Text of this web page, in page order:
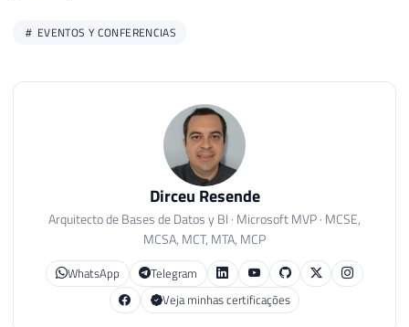
EVENTOS Y CONFERENCIAS
Dirceu Resende
Arquitecto de Bases de Datos y BI · Microsoft MVP · MCSE,
MCSA, MCT, MTA, MCP
WhatsApp
Telegram
Veja minhas certificações